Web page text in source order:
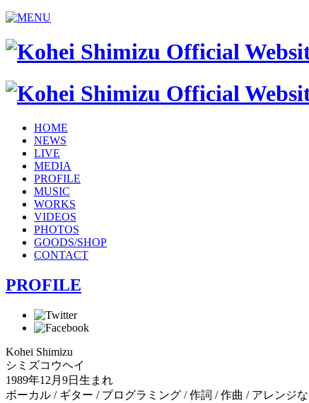
HOME
NEWS
LIVE
MEDIA
PROFILE
MUSIC
WORKS
VIDEOS
PHOTOS
GOODS/SHOP
CONTACT
PROFILE
Kohei Shimizu
シミズコウヘイ
1989年12月9日生まれ
ボーカル / ギター / プログラミング / 作詞 / 作曲 / アレンジ